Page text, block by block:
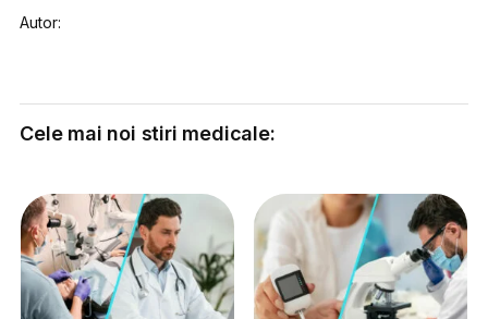
Autor:
Cele mai noi stiri medicale: